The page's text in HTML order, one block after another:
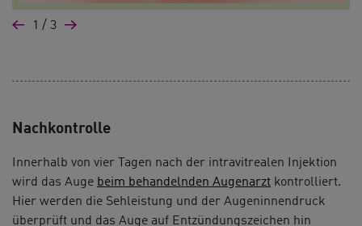
Previous
1 / 3 Next
Nachkontrolle
Innerhalb von vier Tagen nach der intravitrealen Injektion
wird das Auge beim behandelnden Augenarzt kontrolliert.
Hier werden die Sehleistung und der Augeninnendruck
überprüft und das Auge auf Entzündungszeichen hin